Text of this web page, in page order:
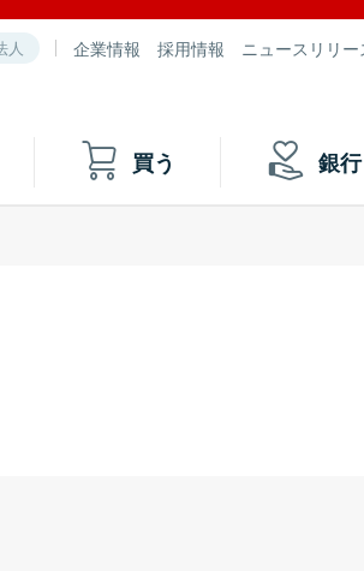
人 企業情報 採用情報 ニュースリリー
買う 銀